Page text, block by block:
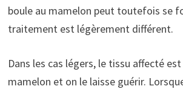
boule au mamelon peut toutefois se
traitement est légèrement différent.
Dans les cas légers, le tissu affecté
mamelon et on le laisse guérir.